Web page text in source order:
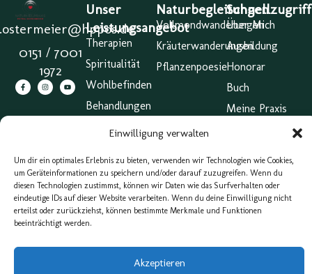
Einwilligung verwalten
Um dir ein optimales Erlebnis zu bieten, verwenden wir Technologien wie Cookies,
um Geräteinformationen zu speichern und/oder darauf zuzugreifen. Wenn du
diesen Technologien zustimmst, können wir Daten wie das Surfverhalten oder
eindeutige IDs auf dieser Website verarbeiten. Wenn du deine Einwilligung nicht
erteilst oder zurückziehst, können bestimmte Merkmale und Funktionen
beeinträchtigt werden.
Akzeptieren
0151 / 7001
1972
Unser
Leistungsangebot
Therapien
Spiritualität
Wohlbefinden
Behandlungen
Naturbegleitungen
Vollmondwanderungen
Kräuterwanderungen
Pflanzenpoesie
Über Mich
Ausbildung
Honorar
Buch
Meine Praxis
Großer
Heilpraktiker
Impressum
AGB
Belehrung